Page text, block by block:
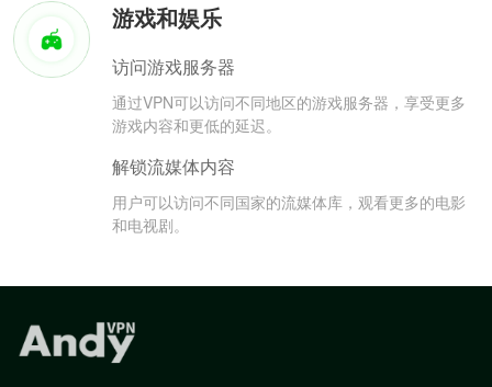
游戏和娱乐
访问游戏服务器
通过VPN可以访问不同地区的游戏服务器，享受更多
游戏内容和更低的延迟。
解锁流媒体内容
用户可以访问不同国家的流媒体库，观看更多的电影
和电视剧。